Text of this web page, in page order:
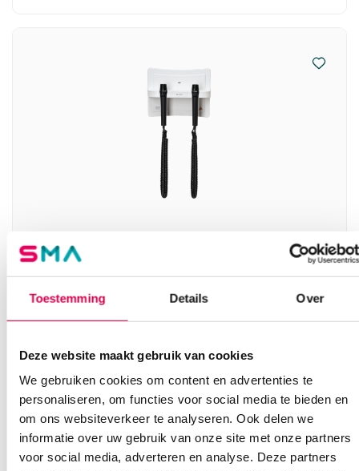
Toestemming Details Over
Deze website maakt gebruik van cookies
We gebruiken cookies om content en advertenties te
personaliseren, om functies voor social media te bieden en
om ons websiteverkeer te analyseren. Ook delen we
informatie over uw gebruik van onze site met onze partners
voor social media, adverteren en analyse. Deze partners
Heine EN 200 wandtransformator (1)
HEINE
1 stuk, EN 200, onsteriel
3 tot 5 werkdagen